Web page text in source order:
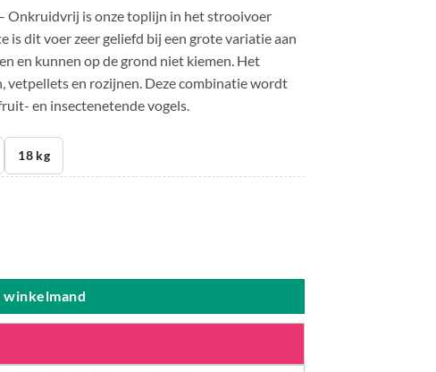
Onkruidvrij is onze toplijn in het strooivoer
is dit voer zeer geliefd bij een grote variatie aan
en kunnen op de grond niet kiemen. Het
en rozijnen. Deze combinatie wordt
en insectenetende vogels.
18 kg
winkelmand